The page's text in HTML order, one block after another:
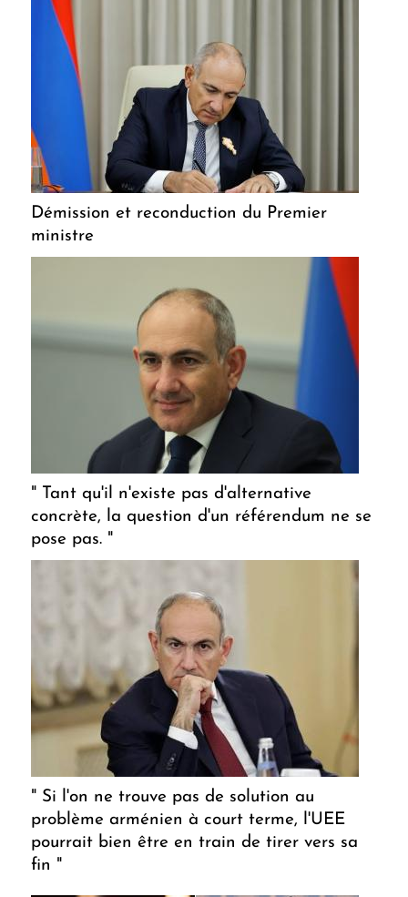
Démission et reconduction du Premier
ministre
" Tant qu'il n'existe pas d'alternative
concrète, la question d'un référendum ne se
pose pas. "
" Si l'on ne trouve pas de solution au
problème arménien à court terme, l'UEE
pourrait bien être en train de tirer vers sa
fin "